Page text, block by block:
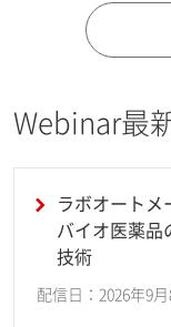
Webinar最
ラボオートメ
バイオ医薬品
技術
配信日：2026年9月